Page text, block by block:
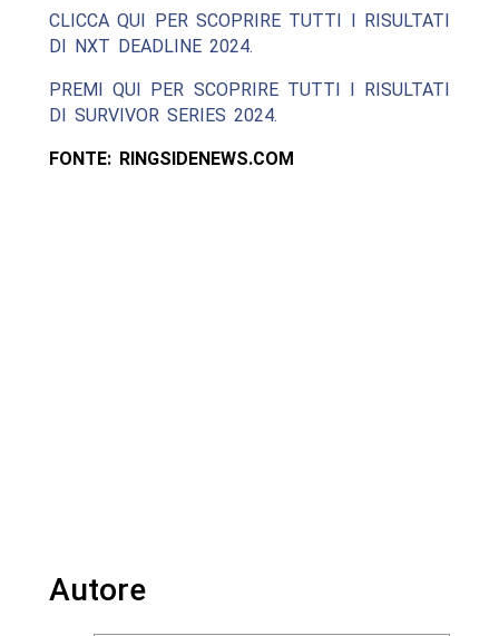
CLICCA QUI PER SCOPRIRE TUTTI I RISULTATI
DI NXT DEADLINE 2024.
PREMI QUI PER SCOPRIRE TUTTI I RISULTATI
DI SURVIVOR SERIES 2024.
FONTE: RINGSIDENEWS.COM
Autore